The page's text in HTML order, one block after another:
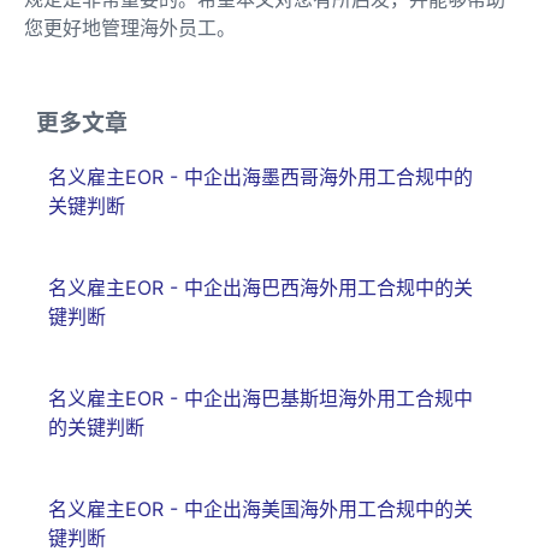
您更好地管理海外员工。
更多文章
名义雇主EOR - 中企出海墨西哥海外用工合规中的
关键判断
名义雇主EOR - 中企出海巴西海外用工合规中的关
键判断
名义雇主EOR - 中企出海巴基斯坦海外用工合规中
的关键判断
名义雇主EOR - 中企出海美国海外用工合规中的关
键判断